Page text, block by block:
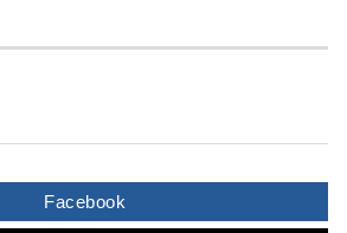
Facebook